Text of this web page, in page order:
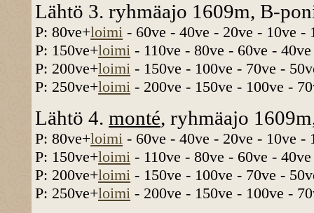
Lähtö 3. ryhmäajo 1609m, B-
P: 80ve+loimi - 60ve - 40ve - 20ve - 10ve -
P: 150ve+loimi - 110ve - 80ve - 60ve -
P: 200ve+loimi - 150ve - 100ve - 70ve -
P: 250ve+loimi - 200ve - 150ve - 100ve -
Lähtö 4. monté, ryhmäajo
P: 80ve+loimi - 60ve - 40ve - 20ve - 10ve -
P: 150ve+loimi - 110ve - 80ve - 60ve -
P: 200ve+loimi - 150ve - 100ve - 70ve -
P: 250ve+loimi - 200ve - 150ve - 100ve -